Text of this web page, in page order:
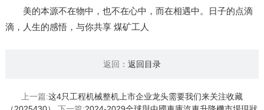
美的本源不在物中，也不在心中，而在相遇中。日子的点滴
滴，人生的感悟，与你共享 煤矿工人
返回： 返回目录
上一篇:这4只工程机械整机上市企业龙头需要我们来关注收藏